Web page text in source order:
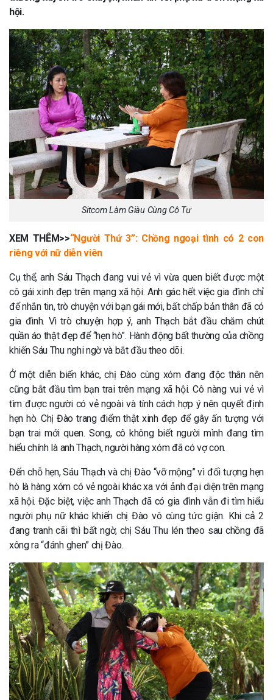
hội.
Sitcom Làm Giàu Cùng Cô Tư
XEM THÊM>>“Người Thứ 3”: Chồng ngoại tình có 2 con
riêng với nữ diễn viên
Cụ thể, anh Sáu Thạch đang vui vẻ vì vừa quen biết được một
cô gái xinh đẹp trên mạng xã hội. Anh gác hết việc gia đình chỉ
để nhắn tin, trò chuyện với bạn gái mới, bất chấp bản thân đã có
gia đình. Vì trò chuyện hợp ý, anh Thạch bắt đầu chăm chút
quần áo thật đẹp để “hẹn hò”. Hành động bất thường của chồng
khiến Sáu Thu nghi ngờ và bắt đầu theo dõi.
Ở một diễn biến khác, chị Đào cùng xóm đang độc thân nên
cũng bắt đầu tìm bạn trai trên mạng xã hội. Cô nàng vui vẻ vì
tìm được người có vẻ ngoài và tính cách hợp ý nên quyết định
hẹn hò. Chị Đào trang điểm thật xinh đẹp để gây ấn tượng với
bạn trai mới quen. Song, cô không biết người mình đang tìm
hiểu chính là anh Thạch, người hàng xóm đã có vợ con.
Đến chỗ hẹn, Sáu Thạch và chị Đào “vỡ mộng” vì đối tượng hẹn
hò là hàng xóm có vẻ ngoài khác xa với ảnh đại diện trên mạng
xã hội. Đặc biệt, việc anh Thạch đã có gia đình vẫn đi tìm hiểu
người phụ nữ khác khiến chị Đào vô cùng tức giận. Khi cả 2
đang tranh cãi thì bất ngờ, chị Sáu Thu lén theo sau chồng đã
xông ra “đánh ghen” chị Đào.